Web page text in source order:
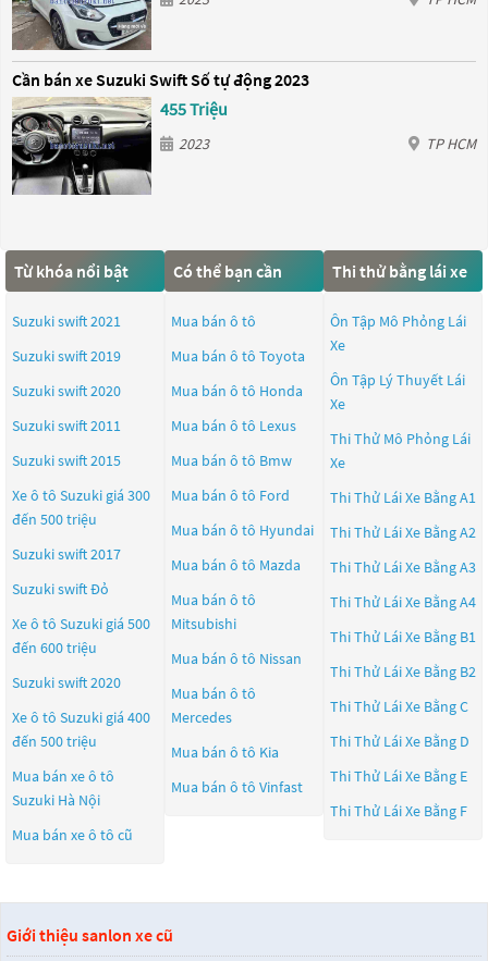
Cần bán xe Suzuki Swift Số tự động 2023
455 Triệu
2023 TP HCM
Từ khóa nổi bật
Suzuki swift 2021
Suzuki swift 2019
Suzuki swift 2020
Suzuki swift 2011
Suzuki swift 2015
Xe ô tô Suzuki giá 300
đến 500 triệu
Suzuki swift 2017
Suzuki swift Đỏ
Xe ô tô Suzuki giá 500
đến 600 triệu
Suzuki swift 2020
Xe ô tô Suzuki giá 400
đến 500 triệu
Mua bán xe ô tô
Suzuki Hà Nội
Mua bán xe ô tô cũ
Có thể bạn cần
Mua bán ô tô
Mua bán ô tô Toyota
Mua bán ô tô Honda
Mua bán ô tô Lexus
Mua bán ô tô Bmw
Mua bán ô tô Ford
Mua bán ô tô Hyundai
Mua bán ô tô Mazda
Mua bán ô tô
Mitsubishi
Mua bán ô tô Nissan
Mua bán ô tô
Mercedes
Mua bán ô tô Kia
Mua bán ô tô Vinfast
Thi thử bằng lái xe
Ôn Tập Mô Phỏng Lái
Xe
Ôn Tập Lý Thuyết Lái
Xe
Thi Thử Mô Phỏng Lái
Xe
Thi Thử Lái Xe Bằng A1
Thi Thử Lái Xe Bằng A2
Thi Thử Lái Xe Bằng A3
Thi Thử Lái Xe Bằng A4
Thi Thử Lái Xe Bằng B1
Thi Thử Lái Xe Bằng B2
Thi Thử Lái Xe Bằng C
Thi Thử Lái Xe Bằng D
Thi Thử Lái Xe Bằng E
Thi Thử Lái Xe Bằng F
Giới thiệu sanlon xe cũ